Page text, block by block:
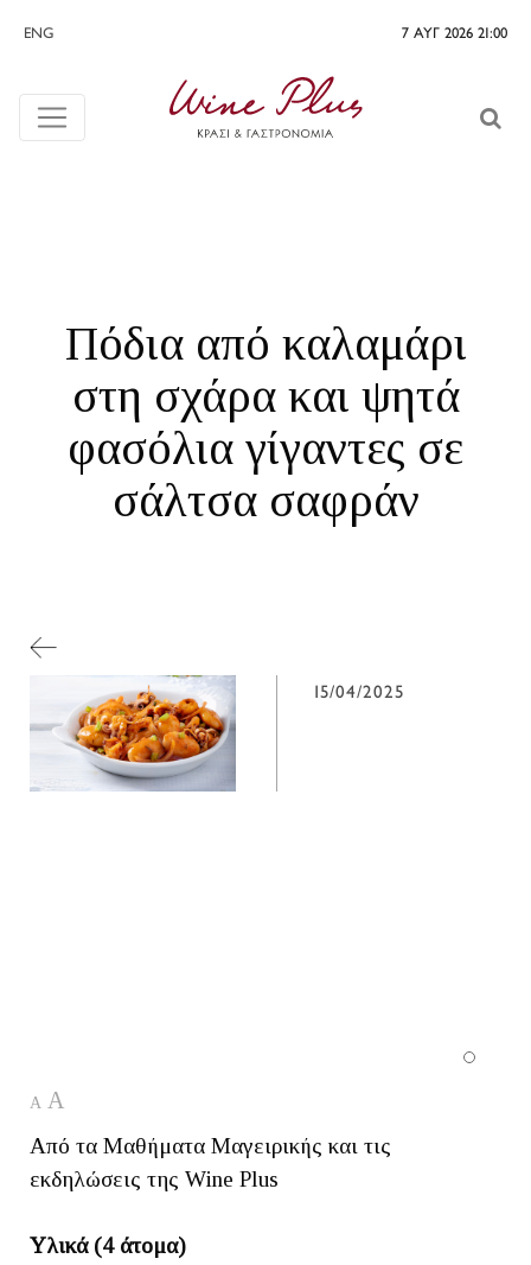
ENG 7 ΑΥΓ 2026 21:00
Πόδια από καλαμάρι
στη σχάρα και ψητά
φασόλια γίγαντες σε
σάλτσα σαφράν
15/04/2025
A A
Από τα Μαθήματα Μαγειρικής και τις
εκδηλώσεις της Wine Plus
Υλικά (4 άτομα)